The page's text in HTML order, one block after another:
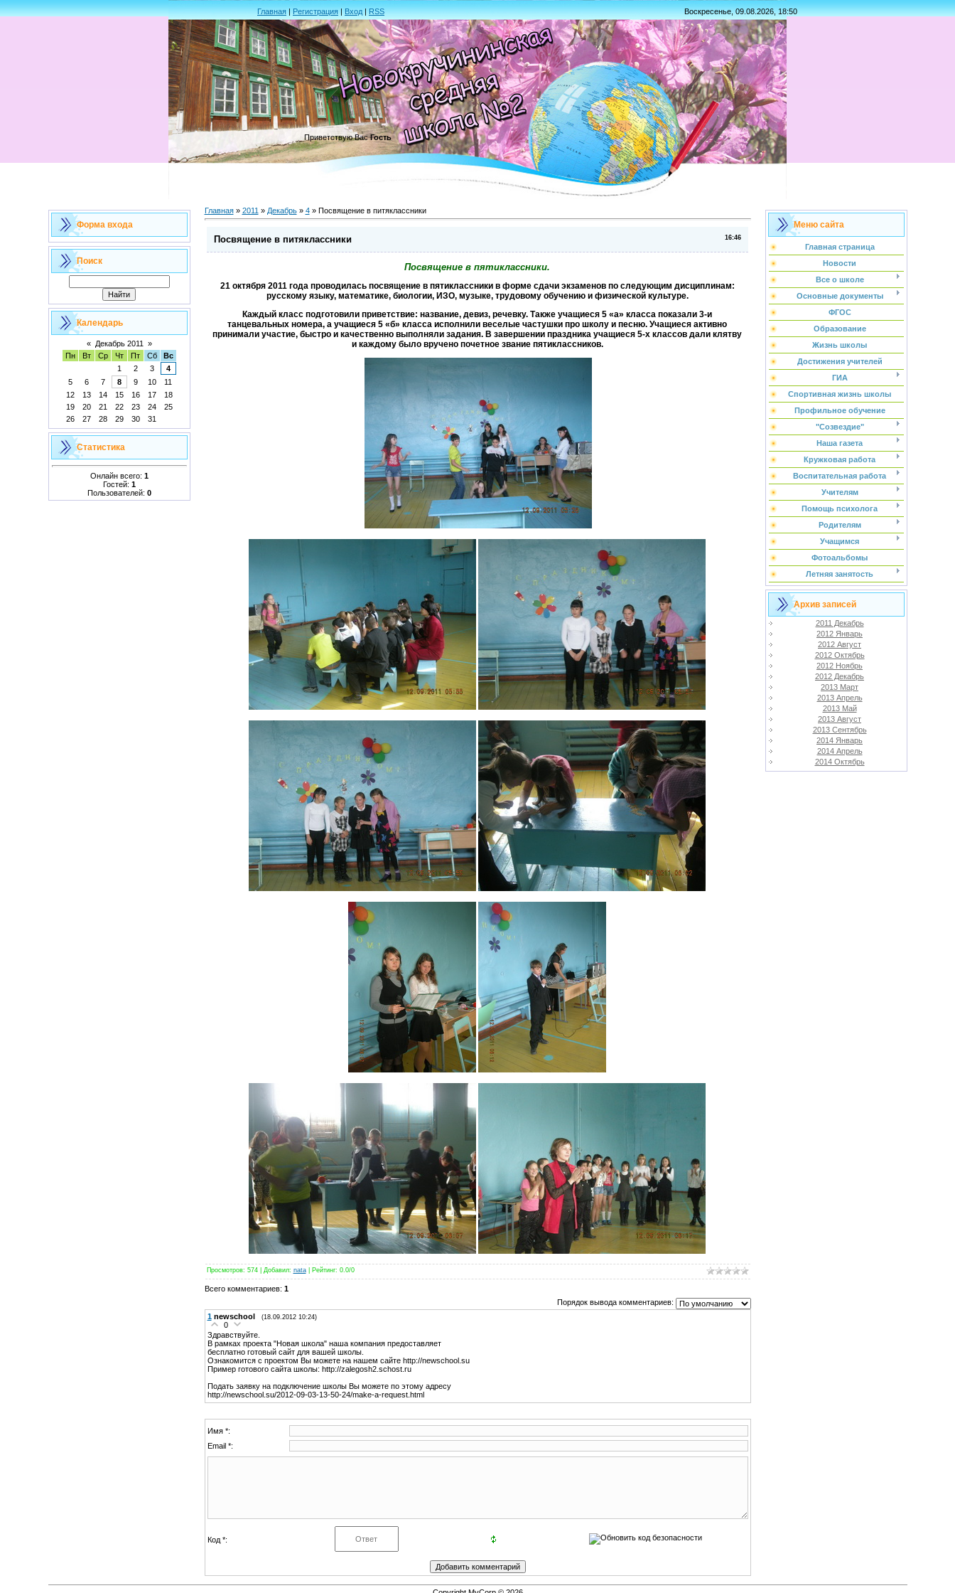
Главная|Регистрация|Вход|RSS Воскресенье, 09.08.2026, 18:50
Приветствую Вас Гость
Форма входа
Поиск
Календарь
« Декабрь 2011
»
Пн
Вт Ср Чт Пт Сб
Вс
1
2 3
4
5
6 7 8 9 10
11
12
13 14 15 16 17
18
19
20 21 22 23 24
25
26
27 28 29 30 31
Статистика
Онлайн всего: 1
Гостей: 1
Пользователей: 0
Главная» 2011 » Декабрь » 4» Посвящение в питяклассники
16:46
Посвящение в питяклассники
Посвящение в пятиклассники.
21 октября 2011 года проводилась посвящение в пятиклассники в форме сдачи экзаменов по следующим дисциплинам:
русскому языку, математике, биологии, ИЗО, музыке, трудовому обучению и физической культуре.
Каждый класс подготовили приветствие: название, девиз, речевку. Также учащиеся 5 «а» класса показали 3-и
танцевальных номера, а учащиеся 5 «б» класса исполнили веселые частушки про школу и песню. Учащиеся активно
принимали участие, быстро и качественно выполняли задания. В завершении праздника учащиеся 5-х классов дали клятву
и каждому было вручено почетное звание пятиклассников.
Просмотров: 574 | Добавил: nata| Рейтинг: 0.0/0
Всего комментариев: 1
Порядок вывода комментариев:
1 newschool (18.09.2012 10:24)
0
Здравствуйте.
В рамках проекта "Новая школа" наша компания предоставляет
бесплатно готовый сайт для вашей школы.
Ознакомится с проектом Вы можете на нашем сайте http://newschool.su
Пример готового сайта школы: http://zalegosh2.schost.ru
Подать заявку на подключение школы Вы можете по этому адресу
http://newschool.su/2012-09-03-13-50-24/make-a-request.html
Имя *:
Email *:
Код *:
Меню сайта
Главная страница
Новости
Все о школе
Основные документы
ФГОС
Образование
Жизнь школы
Достижения учителей
ГИА
Спортивная жизнь школы
Профильное обучение
"Созвездие"
Наша газета
Кружковая работа
Воспитательная работа
Учителям
Помощь психолога
Родителям
Учащимся
Фотоальбомы
Летняя занятость
Архив записей
2011 Декабрь
2012 Январь
2012 Август
2012 Октябрь
2012 Ноябрь
2012 Декабрь
2013 Март
2013 Апрель
2013 Май
2013 Август
2013 Сентябрь
2014 Январь
2014 Апрель
2014 Октябрь